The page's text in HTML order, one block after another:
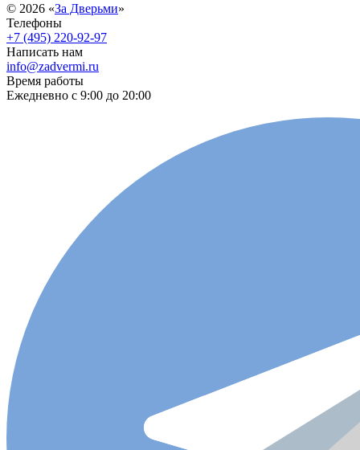
© 2026 «За Дверьми»
Телефоны
+7 (495) 220-92-97
Написать нам
info@zadvermi.ru
Время работы
Ежедневно с 9:00 до 20:00